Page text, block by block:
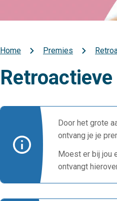
Kruimelpad
Home Premies
Door het grote
ontvang je je
Moest er bij jou
ontvangt